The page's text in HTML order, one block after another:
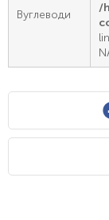
Вуглеводи
/